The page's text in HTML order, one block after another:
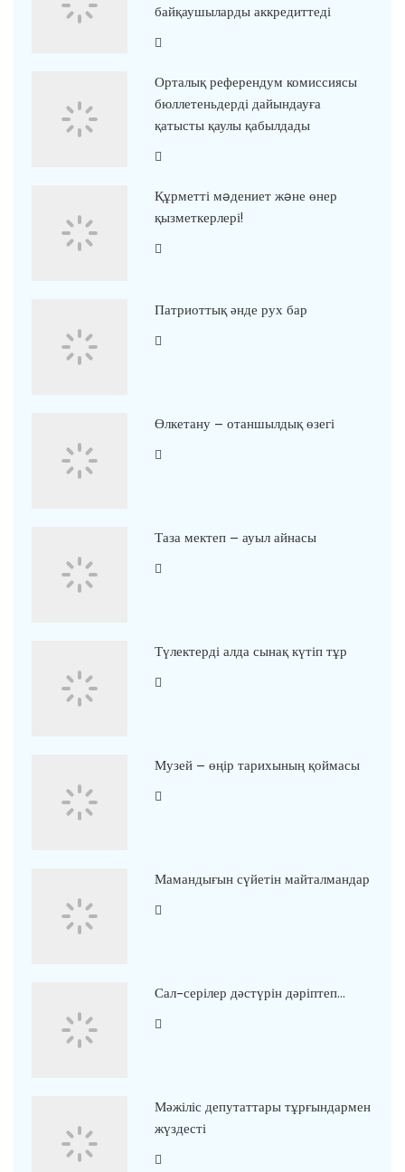
байқаушыларды аккредиттеді
Орталық референдум комиссиясы
бюллетеньдерді дайындауға
қатысты қаулы қабылдады
Құрметті мəдениет жəне өнер
қызметкерлері!
Патриоттық әнде рух бар
Өлкетану – отаншылдық өзегі
Таза мектеп – ауыл айнасы
Түлектерді алда сынақ күтіп тұр
Музей – өңір тарихының қоймасы
Мамандығын сүйетін майталмандар
Сал-серілер дәстүрін дәріптеп…
Мәжіліс депутаттары тұрғындармен
жүздесті